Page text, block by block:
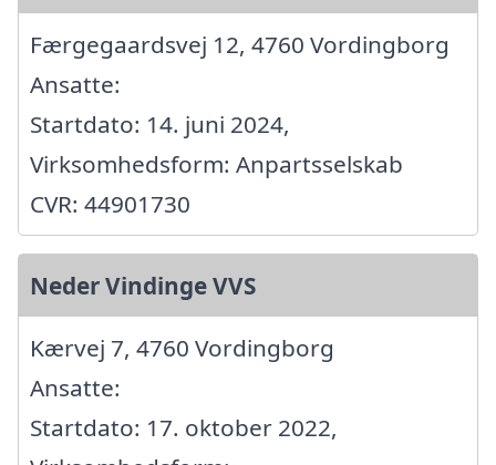
Færgegaardsvej 12, 4760 Vordingborg
Ansatte:
Startdato: 14. juni 2024,
Virksomhedsform: Anpartsselskab
CVR: 44901730
Neder Vindinge VVS
Kærvej 7, 4760 Vordingborg
Ansatte:
Startdato: 17. oktober 2022,